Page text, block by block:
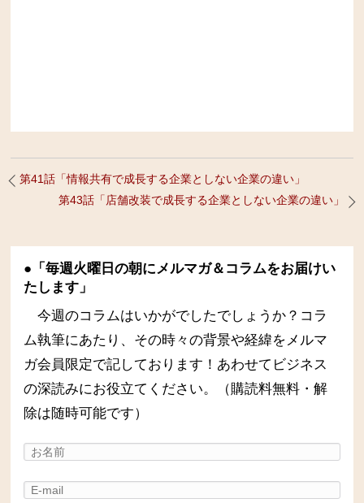
第41話「情報共有で成長する企業としない企業の違い」
第43話「店舗改装で成長する企業としない企業の違い」
●「毎週火曜日の朝にメルマガ＆コラムをお届けい
たします」
今週のコラムはいかがでしたでしょうか？コラ
ム執筆にあたり、その時々の背景や経緯をメルマ
ガ会員限定で記しております！あわせてビジネス
の深読みにお役立てください。（購読料無料・解
除は随時可能です）